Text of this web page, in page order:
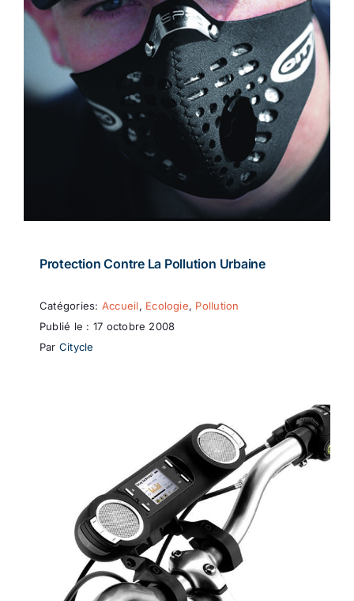
Protection Contre La Pollution Urbaine
Catégories: Accueil, Ecologie, Pollution
Publié le : 17 octobre 2008
Par Citycle